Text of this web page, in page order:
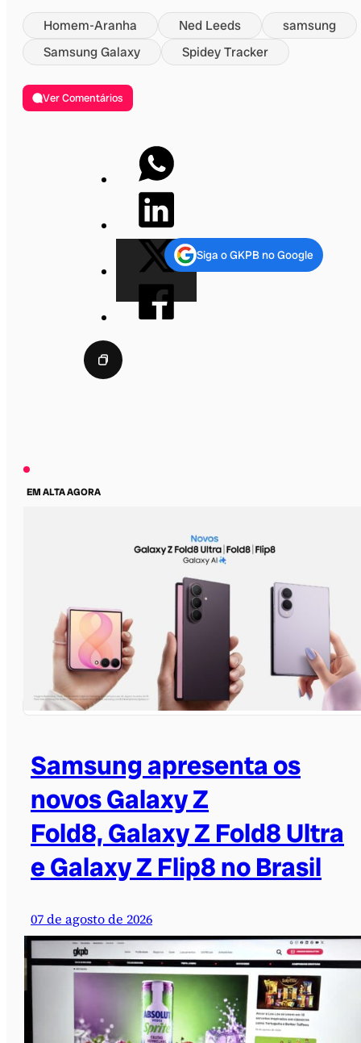
Homem-Aranha Ned Leeds
samsung
Samsung Galaxy
Spidey Tracker
Ver Comentários
Siga o GKPB no Google
EM ALTA AGORA
Samsung apresenta os
novos Galaxy Z
Fold8, Galaxy Z Fold8 Ultra
e Galaxy Z Flip8 no Brasil
07 de agosto de 2026